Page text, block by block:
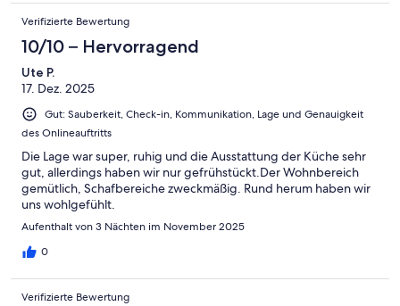
Verifizierte Bewertung
10/10 – Hervorragend
Ute P.
17. Dez. 2025
Gut: Sauberkeit, Check-in, Kommunikation, Lage und Genauigkeit
des Onlineauftritts
Die Lage war super, ruhig und die Ausstattung der Küche sehr
gut, allerdings haben wir nur gefrühstückt.Der Wohnbereich
gemütlich, Schafbereiche zweckmäßig. Rund herum haben wir
uns wohlgefühlt.
Aufenthalt von 3 Nächten im November 2025
0
Verifizierte Bewertung